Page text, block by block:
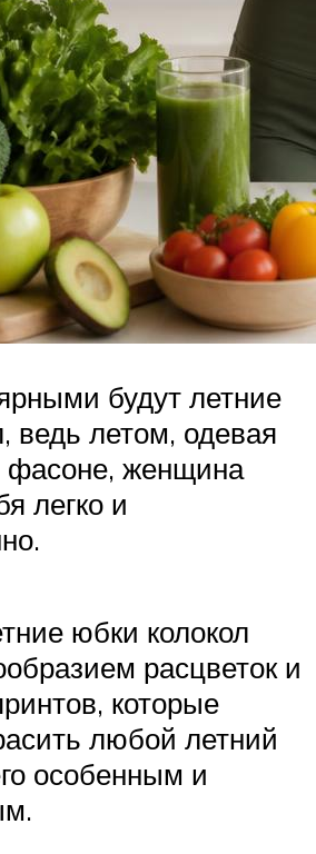
будут летние
ведь летом, одевая
фасоне, женщина
легко и
юбки колокол
расцветок и
которые
любой летний
особенным и